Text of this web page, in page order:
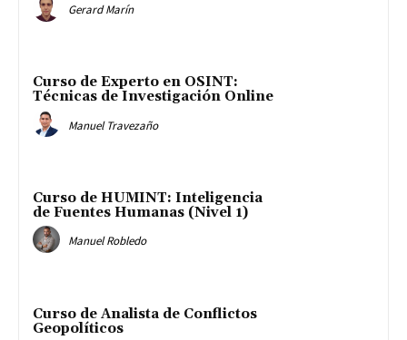
Gerard Marín
Curso de Experto en OSINT:
Técnicas de Investigación Online
Manuel Travezaño
Curso de HUMINT: Inteligencia
de Fuentes Humanas (Nivel 1)
Manuel Robledo
Curso de Analista de Conflictos
Geopolíticos